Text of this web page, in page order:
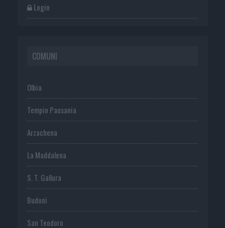
Login
COMUNI
Olbia
Tempio Pausania
Arzachena
La Maddalena
S. T. Gallura
Budoni
San Teodoro